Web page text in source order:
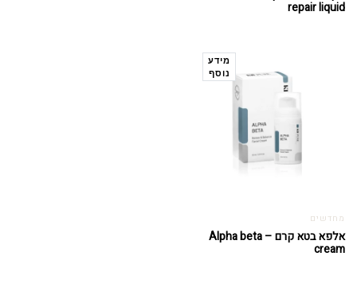
repair liquid
מידע
נוסף
מחדשים
אלפא בטא קרם – Alpha beta
cream